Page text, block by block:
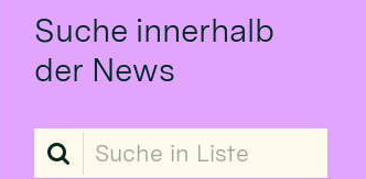
Suche innerhalb
der News
Suche in Liste